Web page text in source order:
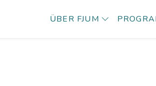
ÜBER FJUM